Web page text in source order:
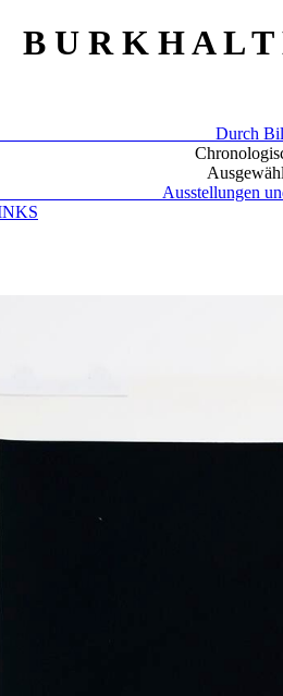
B U R K H A L T
Durch Bilddaten
Chronologische
Ausgewählte
und